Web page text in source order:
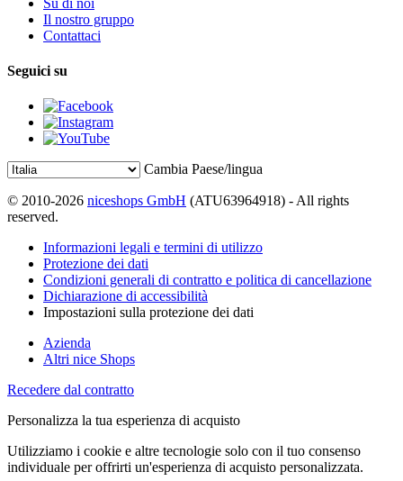
Il nostro gruppo
Contattaci
Seguici su
Cambia Paese/lingua
© 2010-2026 niceshops GmbH (ATU63964918) - All rights
reserved.
Informazioni legali e termini di utilizzo
Protezione dei dati
Condizioni generali di contratto e politica di cancellazione
Dichiarazione di accessibilità
Impostazioni sulla protezione dei dati
Azienda
Altri nice Shops
Recedere dal contratto
Personalizza la tua esperienza di acquisto
Utilizziamo i cookie e altre tecnologie solo con il tuo consenso
individuale per offrirti un'esperienza di acquisto personalizzata.